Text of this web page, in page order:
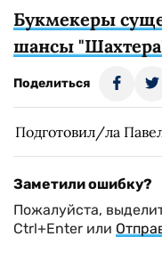
Букмекеры
шансы
Поделиться
Подготовил/ла
Заметили ошибку?
Пожалуйста,
Ctrl+Enter или